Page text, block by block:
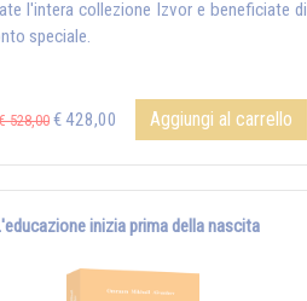
l'intera collezione Izvor e beneficiate di
speciale.
528,00€ 428,00 Aggiungi al carrello
inizia prima della nascita